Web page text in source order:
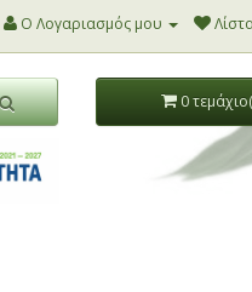
Ο Λογαριασμός μου
0